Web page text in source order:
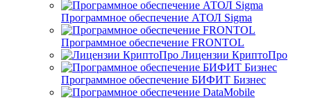
Программное обеспечение АТОЛ Sigma
Программное обеспечение FRONTOL
Лицензии КриптоПро
Программное обеспечение БИФИТ Бизнес